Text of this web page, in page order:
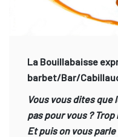
La Bouillabaisse
barbet/Bar/
Vous vous dites que
pas pour vous ?
Et puis on vous